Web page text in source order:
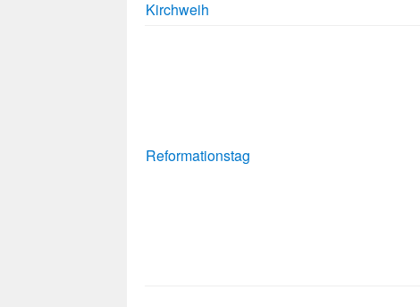
Kirchweih
Reformationstag